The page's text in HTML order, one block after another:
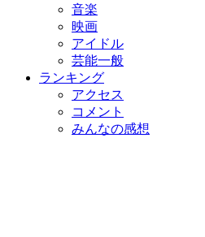
音楽
映画
アイドル
芸能一般
ランキング
アクセス
コメント
みんなの感想